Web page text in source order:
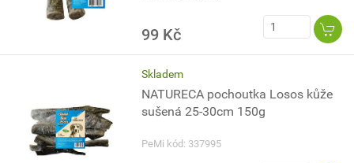
99 Kč
Skladem
NATURECA pochoutka Losos kůže
sušená 25-30cm 150g
PeMi kód: 337995